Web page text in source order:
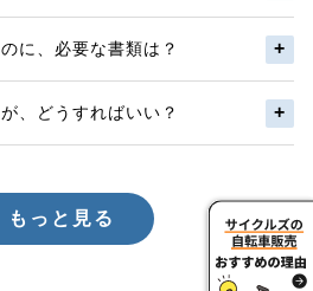
に、必要な書類は？
、どうすればいい？
もっと見る